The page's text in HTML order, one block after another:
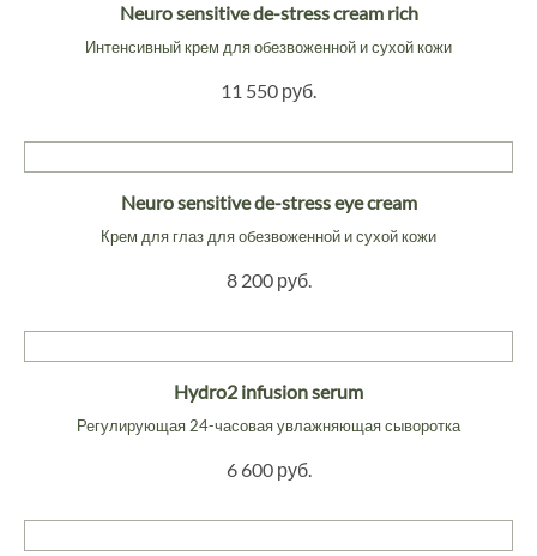
Neuro sensitive de-stress cream rich
Интенсивный крем для обезвоженной и сухой кожи
11 550 руб.
Neuro sensitive de-stress eye cream
Крем для глаз для обезвоженной и сухой кожи
8 200 руб.
Hydro2 infusion serum
Регулирующая 24-часовая увлажняющая сыворотка
6 600 руб.